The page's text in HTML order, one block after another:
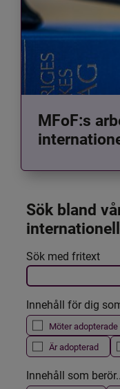
MFoF:s
Sök bland
Filtrera resultatet
Det här formuläret
Sök med fritext
Innehåll för dig
Möter
Är adopterad
Innehåll som